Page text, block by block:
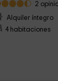
2
Alquiler íntegro
4 habitaciones